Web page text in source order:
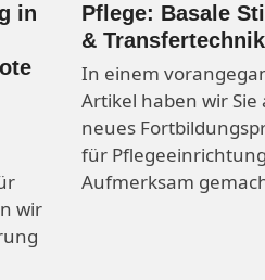
in
wir
Pflege: Basale
&
In einem
Artikel haben wir
neues
für
Aufmerksam